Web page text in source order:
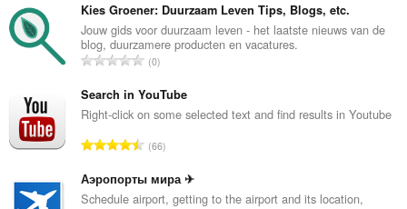
s
z
e
s
r
t
é
k
e
l
Kies Groener: Duurzaam Leven Tips, Blogs, etc.
Jouw gids voor duurzaam leven - het laatste nieuws van de
blog, duurzamere producten en vacatures.
Ö
s
z
s
r
0
Search in YouTube
Right-click on some selected text and find results in Youtube
Ö
s
z
66
Аэропорты мира ✈
Schedule airport, getting to the airport and its location,